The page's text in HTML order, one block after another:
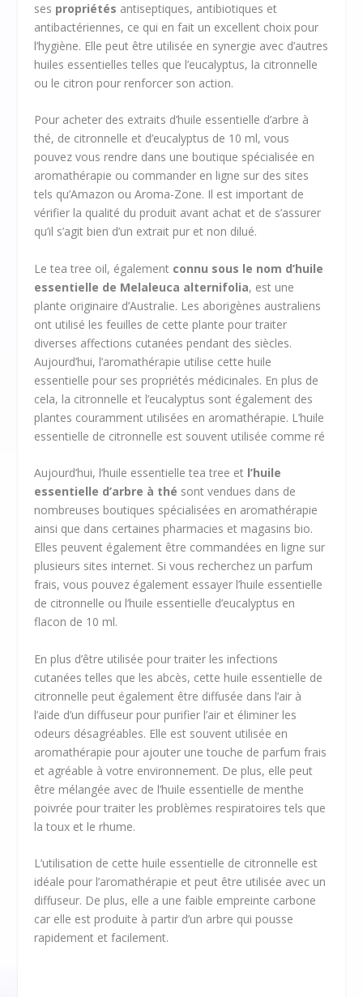
ses propriétés antiseptiques, antibiotiques et
antibactériennes, ce qui en fait un excellent choix pour
l’hygiène. Elle peut être utilisée en synergie avec d’autres
huiles essentielles telles que l’eucalyptus, la citronnelle
ou le citron pour renforcer son action.
Pour acheter des extraits d’huile essentielle d’arbre à
thé, de citronnelle et d’eucalyptus de 10 ml, vous
pouvez vous rendre dans une boutique spécialisée en
aromathérapie ou commander en ligne sur des sites
tels qu’Amazon ou Aroma-Zone. Il est important de
vérifier la qualité du produit avant achat et de s’assurer
qu’il s’agit bien d’un extrait pur et non dilué.
Le tea tree oil, également connu sous le nom d’huile
essentielle de Melaleuca alternifolia, est une
plante originaire d’Australie. Les aborigènes australiens
ont utilisé les feuilles de cette plante pour traiter
diverses affections cutanées pendant des siècles.
Aujourd’hui, l’aromathérapie utilise cette huile
essentielle pour ses propriétés médicinales. En plus de
cela, la citronnelle et l’eucalyptus sont également des
plantes couramment utilisées en aromathérapie. L’huile
essentielle de citronnelle est souvent utilisée comme ré
Aujourd’hui, l’huile essentielle tea tree et l’huile
essentielle d’arbre à thé sont vendues dans de
nombreuses boutiques spécialisées en aromathérapie
ainsi que dans certaines pharmacies et magasins bio.
Elles peuvent également être commandées en ligne sur
plusieurs sites internet. Si vous recherchez un parfum
frais, vous pouvez également essayer l’huile essentielle
de citronnelle ou l’huile essentielle d’eucalyptus en
flacon de 10 ml.
En plus d’être utilisée pour traiter les infections
cutanées telles que les abcès, cette huile essentielle de
citronnelle peut également être diffusée dans l’air à
l’aide d’un diffuseur pour purifier l’air et éliminer les
odeurs désagréables. Elle est souvent utilisée en
aromathérapie pour ajouter une touche de parfum frais
et agréable à votre environnement. De plus, elle peut
être mélangée avec de l’huile essentielle de menthe
poivrée pour traiter les problèmes respiratoires tels que
la toux et le rhume.
L’utilisation de cette huile essentielle de citronnelle est
idéale pour l’aromathérapie et peut être utilisée avec un
diffuseur. De plus, elle a une faible empreinte carbone
car elle est produite à partir d’un arbre qui pousse
rapidement et facilement.